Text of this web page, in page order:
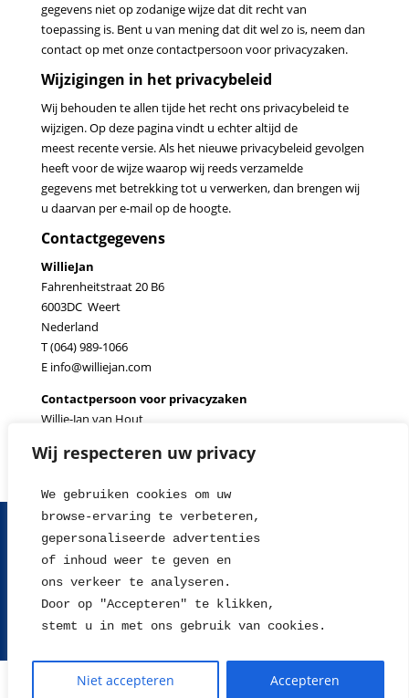
Wij respecteren uw privacy
We gebruiken cookies om uw
browse-ervaring te verbeteren,
gepersonaliseerde advertenties
of inhoud weer te geven en
ons verkeer te analyseren.
Door op "Accepteren" te klikken,
stemt u in met ons gebruik van cookies.
Niet accepteren Accepteren
gegevens niet op zodanige wijze dat dit recht van
toepassing is. Bent u van mening dat dit wel zo is, neem dan
contact op met onze contactpersoon voor privacyzaken.
Wijzigingen in het privacybeleid
Wij behouden te allen tijde het recht ons privacybeleid te
wijzigen. Op deze pagina vindt u echter altijd de
meest recente versie. Als het nieuwe privacybeleid gevolgen
heeft voor de wijze waarop wij reeds verzamelde
gegevens met betrekking tot u verwerken, dan brengen wij
u daarvan per e-mail op de hoogte.
Contactgegevens
WillieJan
Fahrenheitstraat 20 B6
6003DC Weert
Nederland
T (064) 989-1066
E info@williejan.com
Contactpersoon voor privacyzaken
Willie-Jan van Hout
Contact
Tips en Nieuws
Herroepingsrecht
Retour sturen
Algemene voorwaarden
Disclaimer
2004 - 2026 © WillieJan®
De waardering van www.williejan.com bij WebwinkelKeur Reviews